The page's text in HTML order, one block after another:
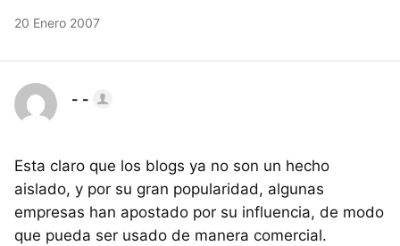
20 Enero 2007
- -
Esta claro que los blogs ya no son un hecho
aislado, y por su gran popularidad, algunas
empresas han apostado por su influencia, de modo
que pueda ser usado de manera comercial.